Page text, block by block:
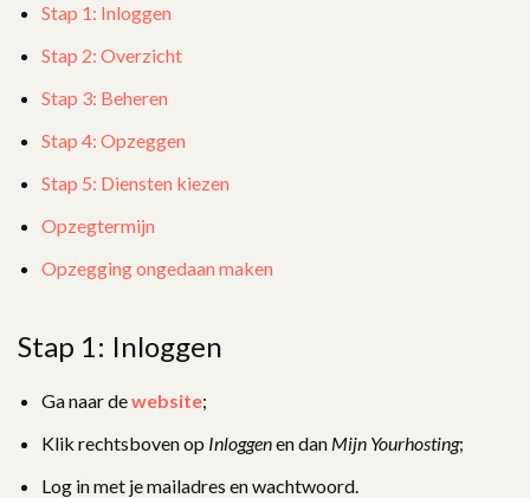
Stap 1: Inloggen
Stap 2: Overzicht
Stap 3: Beheren
Stap 4: Opzeggen
Stap 5: Diensten kiezen
Opzegtermijn
Opzegging ongedaan maken
Stap 1: Inloggen
Ga naar dewebsite;
Klik rechtsboven op Inloggenen dan Mijn Yourhosting;
Log in met je mailadres en wachtwoord.